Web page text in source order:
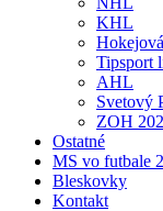
KHL
Tipsport
AHL
Svetový
ZOH
Ostatné
MS vo futbale
Bleskovky
Kontakt